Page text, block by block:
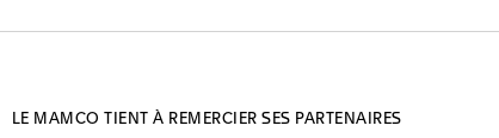
LE MAMCO TIENT À REMERCIER SES PARTENAIRES